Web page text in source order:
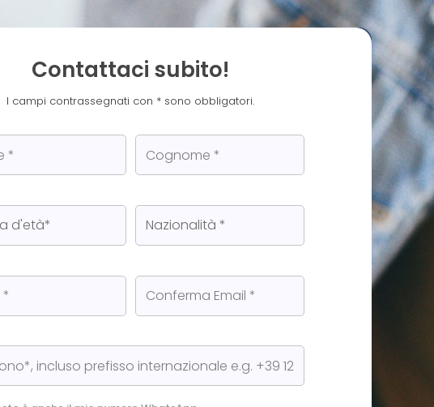
Contattaci subito!
I campi contrassegnati con * sono obbligatori.